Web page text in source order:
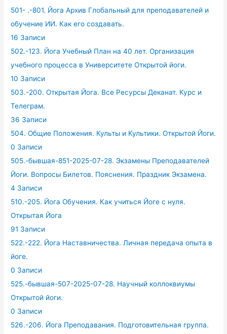
501- .-801. Йога Архив Глобальный для преподавателей и
обучение ИИ. Как его создавать.
16 Записи
502.-123. Йога Учебный План на 40 лет. Организация
учебного процесса в Университете Открытой йоги.
10 Записи
503.-200. Открытая Йога. Все Ресурсы Деканат. Курс и
Телеграм.
36 Записи
504. Общие Положения. Культы и Культики. Открытой Йоги.
0 Записи
505.-бывшая-851-2025-07-28. Экзамены Преподавателей
Йоги. Вопросы Билетов. Пояснения. Праздник Экзамена.
4 Записи
510.-205. Йога Обучения. Как учиться Йоге с нуля.
Открытая Йога
91 Записи
522.-222. Йога Наставничества. Личная передача опыта в
йоге.
0 Записи
525.-бывшая-507-2025-07-28. Научный коллоквиумы
Открытой йоги.
0 Записи
526.-206. Йога Преподавания. Подготовительная группа.